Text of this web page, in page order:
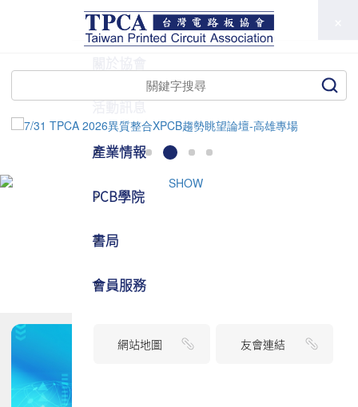
TPCA
活動訊息
產業情報
PCB學院
書局
會員服務
網站地圖 友會連結